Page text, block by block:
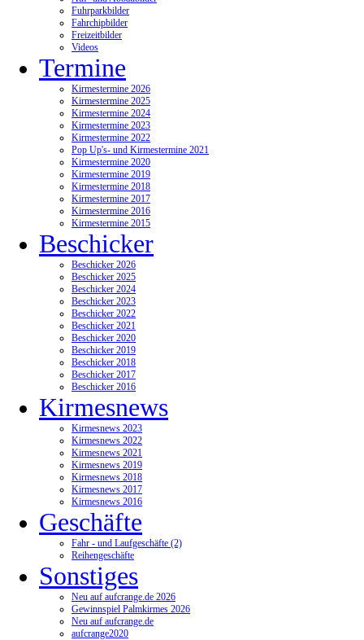
Fuhrparkbilder
Fahrchipbilder
Freizeitbilder
Videos
Termine
Kirmestermine 2026
Kirmestermine 2025
Kirmestermine 2024
Kirmestermine 2023
Kirmestermine 2022
Pop Up's- und Kirmestermine 2021
Kirmestermine 2020
Kirmestermine 2019
Kirmestermine 2018
Kirmestermine 2017
Kirmestermine 2016
Kirmestermine 2015
Beschicker
Beschicker 2026
Beschicker 2025
Beschicker 2024
Beschicker 2023
Beschicker 2022
Beschicker 2021
Beschicker 2020
Beschicker 2019
Beschicker 2018
Beschicker 2017
Beschicker 2016
Kirmesnews
Kirmesnews 2023
Kirmesnews 2022
Kirmesnews 2021
Kirmesnews 2019
Kirmesnews 2018
Kirmesnews 2017
Kirmesnews 2016
Geschäfte
Fahr - und Laufgeschäfte (2)
Reihengeschäfte
Sonstiges
Neu auf aufcrange.de 2026
Gewinnspiel Palmkirmes 2026
Neu auf aufcrange.de
aufcrange2020